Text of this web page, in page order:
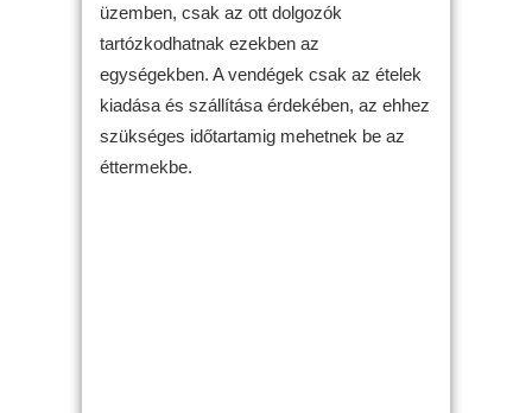
üzemben, csak az ott dolgozók
tartózkodhatnak ezekben az
egységekben. A vendégek csak az ételek
kiadása és szállítása érdekében, az ehhez
szükséges időtartamig mehetnek be az
éttermekbe.